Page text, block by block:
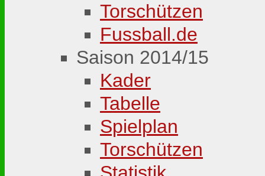
Torschützen
Fussball.de
Saison 2014/15
Kader
Tabelle
Spielplan
Torschützen